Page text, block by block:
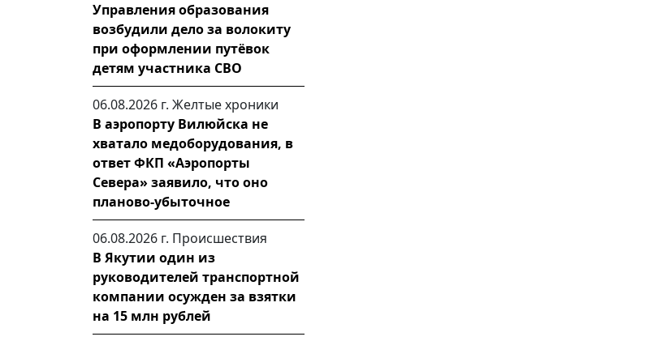
Управления образования
возбудили дело за волокиту
при оформлении путёвок
детям участника СВО
06.08.2026 г. Желтые хроники
В аэропорту Вилюйска не
хватало медоборудования, в
ответ ФКП «Аэропорты
Севера» заявило, что оно
планово-убыточное
06.08.2026 г. Происшествия
В Якутии один из
руководителей транспортной
компании осужден за взятки
на 15 млн рублей